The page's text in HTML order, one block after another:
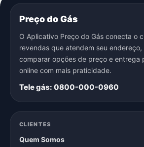
Preço do Gás
O Aplicativo Preço do Gás conecta o
revendas que atendem seu endereço,
comparar opções de preço e entrega
online com mais praticidade.
Tele gás: 0800-000-0960
CLIENTES
Quem Somos